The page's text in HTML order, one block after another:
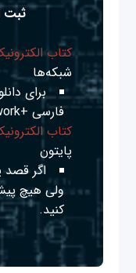
ثبت
کتاب
شبکه‌ها
برای
فارسی +Network
کتاب
پایتون
اگر قصد
ولی هیچ
کنید.